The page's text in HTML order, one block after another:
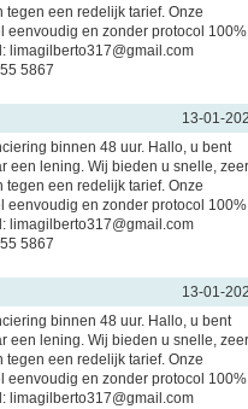
tegen een redelijk tarief. Onze
eenvoudig en zonder protocol 100%
limagilberto317@gmail.com
5867
13-01-
binnen 48 uur. Hallo, u bent
een lening. Wij bieden u snelle, zeer
tegen een redelijk tarief. Onze
eenvoudig en zonder protocol 100%
limagilberto317@gmail.com
5867
13-01-
binnen 48 uur. Hallo, u bent
een lening. Wij bieden u snelle, zeer
tegen een redelijk tarief. Onze
eenvoudig en zonder protocol 100%
limagilberto317@gmail.com